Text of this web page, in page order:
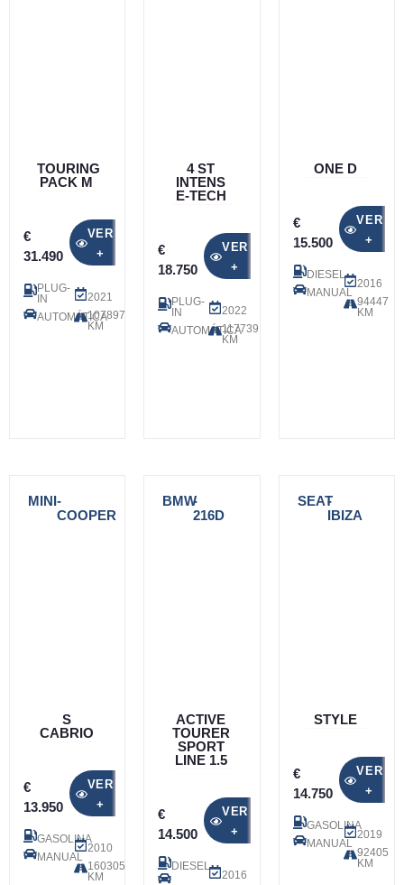
TOURING
PACK M
€
31.490
VER
+
PLUG-
IN
AUTOMÁTICA
2021
107897
KM
4 ST
INTENS
E-TECH
€
18.750
VER
+
PLUG-
IN
AUTOMÁTICA
2022
117739
KM
ONE D
€
15.500
VER
+
DIESEL
MANUAL
2016
94447
KM
MINI-
COOPER
S
CABRIO
€
13.950
VER
+
GASOLINA
MANUAL
2010
160305
KM
BMW-
216D
ACTIVE
TOURER
SPORT
LINE 1.5
€
14.500
VER
+
DIESEL
2016
SEAT
-
IBIZA
STYLE
€
14.750
VER
+
GASOLINA
MANUAL
2019
92405
KM